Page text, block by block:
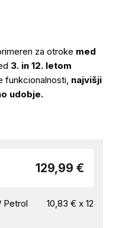
za otroke med
3. in 12. letom
funkcionalnosti, najvišji
udobje.
129,99 €
Petrol
10,83 € x 12